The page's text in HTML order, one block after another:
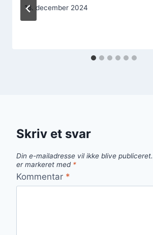
18. december 2024
Skriv et svar
Din e-mailadresse vil ikke blive publiceret.
er markeret med *
Kommentar *